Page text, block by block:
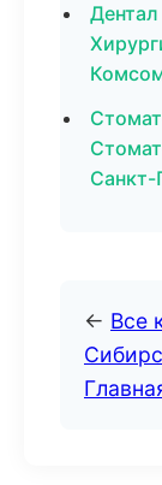
Санкт-
← Все